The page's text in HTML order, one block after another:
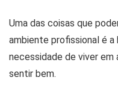
Uma das coisas que
ambiente profissional é a
necessidade de viver em
sentir bem.